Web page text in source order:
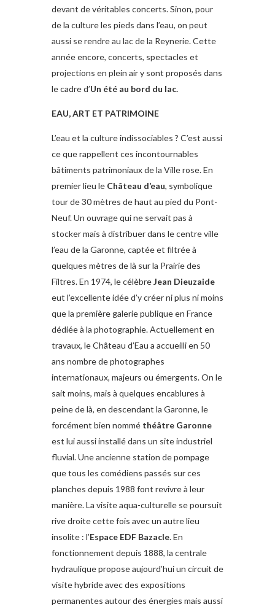
devant de véritables concerts. Sinon, pour
de la culture les pieds dans l’eau, on peut
aussi se rendre au lac de la Reynerie. Cette
année encore, concerts, spectacles et
projections en plein air y sont proposés dans
le cadre d’Un été au bord du lac.
EAU, ART ET PATRIMOINE
L’eau et la culture indissociables ? C’est aussi
ce que rappellent ces incontournables
bâtiments patrimoniaux de la Ville rose. En
premier lieu le Château d’eau, symbolique
tour de 30 mètres de haut au pied du Pont-
Neuf. Un ouvrage qui ne servait pas à
stocker mais à distribuer dans le centre ville
l’eau de la Garonne, captée et filtrée à
quelques mètres de là sur la Prairie des
Filtres. En 1974, le célèbreJean Dieuzaide
eut l’excellente idée d’y créer ni plus ni moins
que la première galerie publique en France
dédiée à la photographie. Actuellement en
travaux, le Château d’Eau a accueilli en 50
ans nombre de photographes
internationaux, majeurs ou émergents. On le
sait moins, mais à quelques encablures à
peine de là, en descendant la Garonne, le
forcément bien nommé théâtre Garonne
est lui aussi installé dans un site industriel
fluvial. Une ancienne station de pompage
que tous les comédiens passés sur ces
planches depuis 1988 font revivre à leur
manière. La visite aqua-culturelle se poursuit
rive droite cette fois avec un autre lieu
insolite : l’Espace EDF Bazacle. En
fonctionnement depuis 1888, la centrale
hydraulique propose aujourd’hui un circuit de
visite hybride avec des expositions
permanentes autour des énergies mais aussi